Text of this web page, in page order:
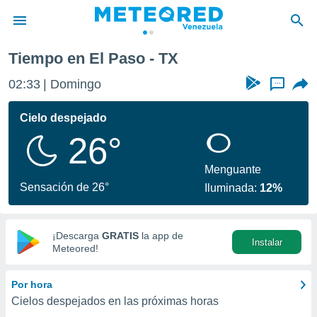
de
ha
calidad.
a este
las
y
digital
basada
Tiempo en El Paso - TX
02:33 Domingo ...
Cielo despejado
26°
Sensación de 26°
Menguante
Iluminada: 12%
¡Descarga GRATIS la app de
Meteored!
Instalar
Por hora
Cielos despejados en las próximas horas